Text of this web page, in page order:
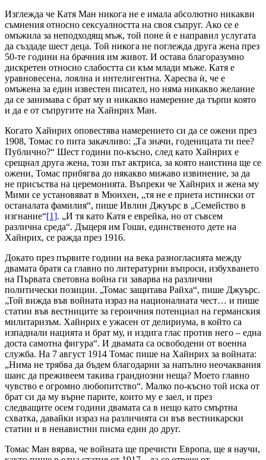
Изглежда че Катя Ман никога не е имала абсолютно никакви
съмнения относно сексуалността на своя съпруг. Ако се е
омъжила за неподходящ мъж, той поне ѝ е направил услугата
да създаде шест деца. Той никога не поглежда друга жена през
50-те години на брачния им живот. И остава благоразумно
дискретен относно слабостта си към млади мъже. Катя е
уравновесена, лоялна и интелигентна. Харесва ѝ, че е
омъжена за един известен писател, но няма никакво желание
да се занимава с брат му и никакво намерение да търпи която
и да е от съпругите на Хайнрих Ман.
Когато Хайнрих оповестява намерението си да се ожени през
1908, Томас го пита закачливо: „Та значи, годеницата ти пее?
Публично?“ Шест години по-късно, след като Хайнрих е
срещнал друга жена, този път актриса, за която наистина ще се
ожени, Томас прибягва до някакво мижаво извинение, за да
не присъства на церемонията. Въпреки че Хайнрих и жена му
Мими се установяват в Мюнхен, „тя не е приета истински от
останалата фамилия“, пише Ивлин Джуърс в „Семейство в
изгнание“[1]. „И тя като Катя е еврейка, но от съвсем
различна среда“. Дъщеря им Гоши, единственото дете на
Хайнрих, се ражда през 1916.
Докато през първите години на века разногласията между
двамата братя са главно по литературни въпроси, избухването
на Първата световна война ги заварва на различни
политически позиции. „Томас защитава Райха“, пише Джуърс.
„Той вижда във войната израз на националната чест… и пише
статии във вестниците за героичния потенциал на германския
милитаризъм. Хайнрих е ужасен от делириума, в който са
изпаднали нацията и брат му, и издига глас против него – една
доста самотна фигура“. И двамата са освободени от военна
служба. На 7 август 1914 Томас пише на Хайнрих за войната:
„Нима не трябва да бъдем благодарни за напълно неочаквания
шанс да преживеем такива грандиозни неща? Моето главно
чувство е огромно любопитство“. Малко по-късно той иска от
брат си да му върне парите, които му е заел, и през
следващите осем години двамата са в нещо като смъртна
схватка, давайки израз на различията си във вестникарски
статии и в ненавистни писма един до друг.
Томас Ман вярва, че войната ще пречисти Европа, ще я научи,